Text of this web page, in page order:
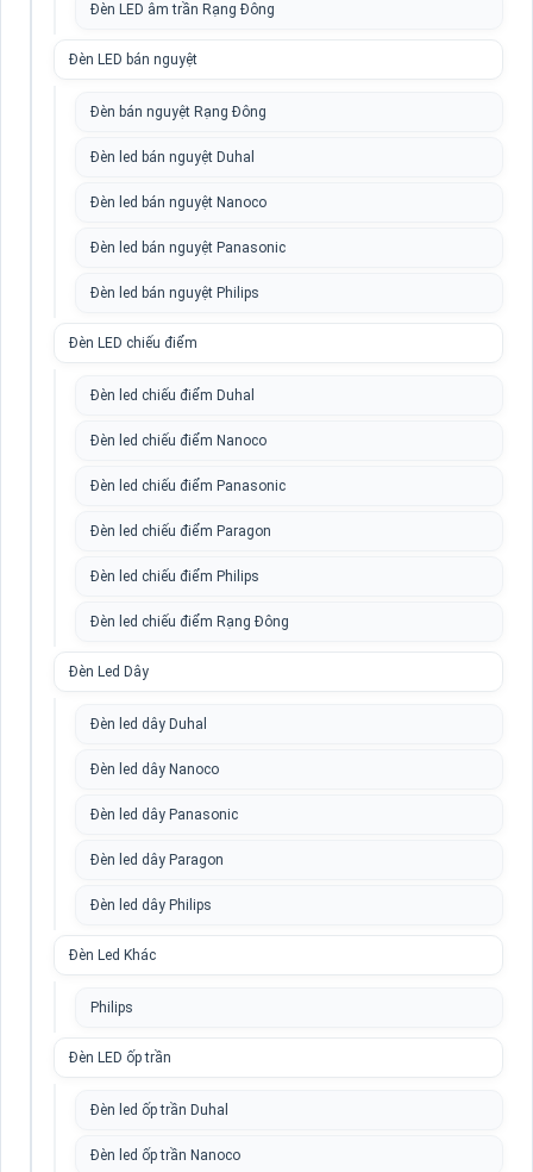
Đèn LED âm trần Rạng Đông
Đèn LED bán nguyệt
Đèn bán nguyệt Rạng Đông
Đèn led bán nguyệt Duhal
Đèn led bán nguyệt Nanoco
Đèn led bán nguyệt Panasonic
Đèn led bán nguyệt Philips
Đèn LED chiếu điểm
Đèn led chiếu điểm Duhal
Đèn led chiếu điểm Nanoco
Đèn led chiếu điểm Panasonic
Đèn led chiếu điểm Paragon
Đèn led chiếu điểm Philips
Đèn led chiếu điểm Rạng Đông
Đèn Led Dây
Đèn led dây Duhal
Đèn led dây Nanoco
Đèn led dây Panasonic
Đèn led dây Paragon
Đèn led dây Philips
Đèn Led Khác
Philips
Đèn LED ốp trần
Đèn led ốp trần Duhal
Đèn led ốp trần Nanoco